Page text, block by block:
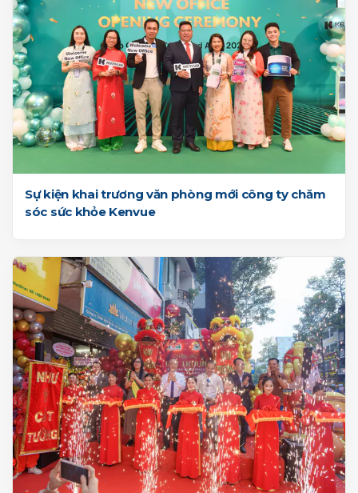
Sự kiện khai trương văn phòng mới công ty chăm
sóc sức khỏe Kenvue